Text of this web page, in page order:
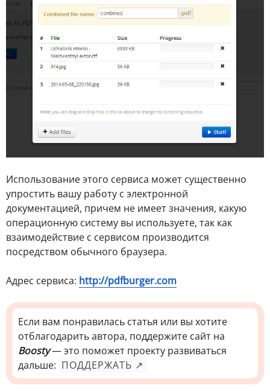
Использование этого сервиса может существенно
упростить вашу работу с электронной
документацией, причем не имеет значения, какую
операционную систему вы используете, так как
взаимодействие с сервисом производится
посредством обычного браузера.
Адрес сервиса: http://pdfburger.com
Если вам понравилась статья или вы хотите
отблагодарить автора, поддержите сайт на
Boosty— это поможет проекту развиваться
дальше: ПОДДЕРЖАТЬ ↗